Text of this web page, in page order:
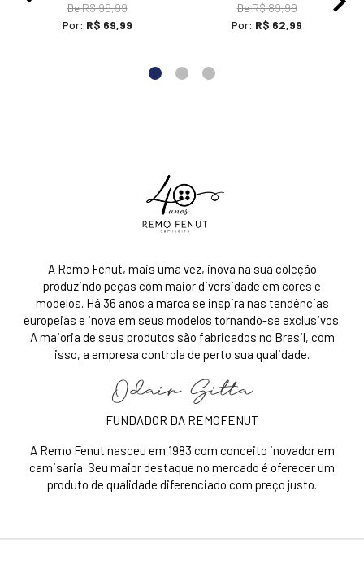
DeR$ 99,99
Por: R$ 69,99
DeR$ 89,99
Por: R$ 62,99
A Remo Fenut, mais uma vez, inova na sua coleção
produzindo peças com maior diversidade em cores e
modelos. Há 36 anos a marca se inspira nas tendências
europeias e inova em seus modelos tornando-se exclusivos.
A maioria de seus produtos são fabricados no Brasil, com
isso, a empresa controla de perto sua qualidade.
FUNDADOR DA REMOFENUT
A Remo Fenut nasceu em 1983 com conceito inovador em
camisaria. Seu maior destaque no mercado é oferecer um
produto de qualidade diferenciado com preço justo.